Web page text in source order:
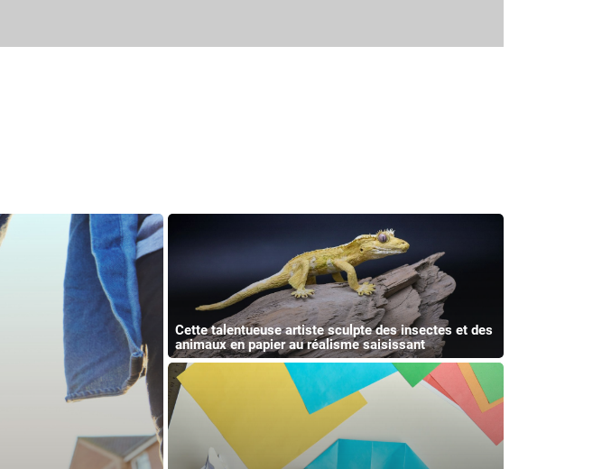
Cette talentueuse artiste sculpte des insectes et des
animaux en papier au réalisme saisissant